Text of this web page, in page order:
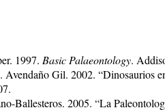
1997. Basic Palaeontology.
Gil. 2002. “Dinosaurios
Ballesteros. 2005. “La